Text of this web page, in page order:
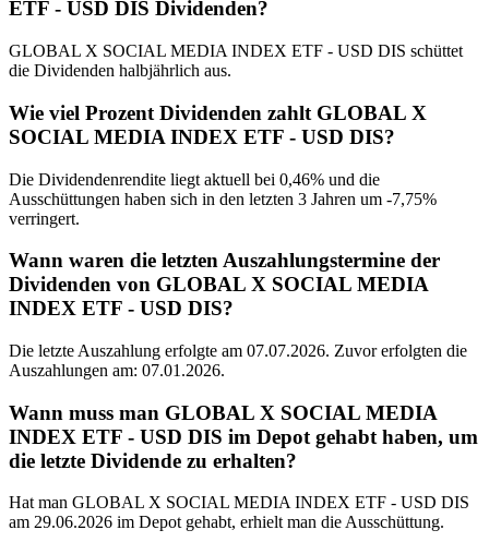
ETF - USD DIS Dividenden?
GLOBAL X SOCIAL MEDIA INDEX ETF - USD DIS schüttet
die Dividenden halbjährlich aus.
Wie viel Prozent Dividenden zahlt GLOBAL X
SOCIAL MEDIA INDEX ETF - USD DIS?
Die Dividendenrendite liegt aktuell bei 0,46% und die
Ausschüttungen haben sich in den letzten 3 Jahren um -7,75%
verringert.
Wann waren die letzten Auszahlungstermine der
Dividenden von GLOBAL X SOCIAL MEDIA
INDEX ETF - USD DIS?
Die letzte Auszahlung erfolgte am 07.07.2026. Zuvor erfolgten die
Auszahlungen am: 07.01.2026.
Wann muss man GLOBAL X SOCIAL MEDIA
INDEX ETF - USD DIS im Depot gehabt haben, um
die letzte Dividende zu erhalten?
Hat man GLOBAL X SOCIAL MEDIA INDEX ETF - USD DIS
am 29.06.2026 im Depot gehabt, erhielt man die Ausschüttung.